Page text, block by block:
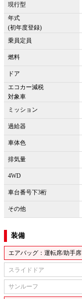
現行型
年式
(初年度登録)
乗員定員
燃料
ドア
エコカー減税
対象車
ミッション
過給器
車体色
排気量
4WD
車台番号下3桁
その他
装備
エアバッグ：運転席/助手席
スライドドア
サンルーフ